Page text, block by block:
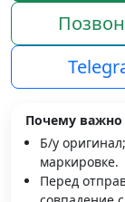
Почему важно
Б/у
маркировке.
Перед